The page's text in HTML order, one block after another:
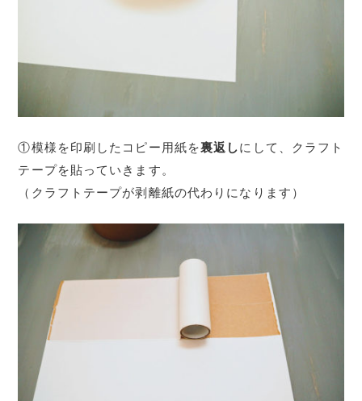
①模様を印刷したコピー用紙を裏返しにして、クラフト
テープを貼っていきます。
（クラフトテープが剥離紙の代わりになります）